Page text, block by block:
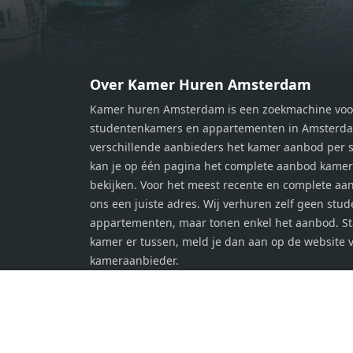
persoonlijke slaapkamer. De
gemak en privacy. Gelegen in een
Zaandam, bevindt de woning zich
op een perfecte locatie. Winkels,
openbaar vervoer en uitvalswegen
naar Amsterdam zijn allemaal
binnen handbereik. Bovendien
geniet je hier van de unieke
combinatie van stedelijke
voorzieningen en de ontspanning
van een serene woonomgeving. Ben
op
naar
van
Over Kamer Huren Amsterdam
Kamer huren Amsterdam is een zoekmachine
studentenkamers en appartementen in
verschillende aanbieders het kamer aanbod per
kan je op één pagina het complete aanbod
bekijken. Voor het meest recente en complete
ons een juiste adres. Wij verhuren zelf geen
appartementen, maar tonen enkel het aanbod.
kamer er tussen, meld je dan aan op de website
kameraanbieder.